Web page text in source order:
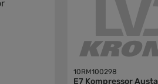
10RM100298
E7 Kompressor